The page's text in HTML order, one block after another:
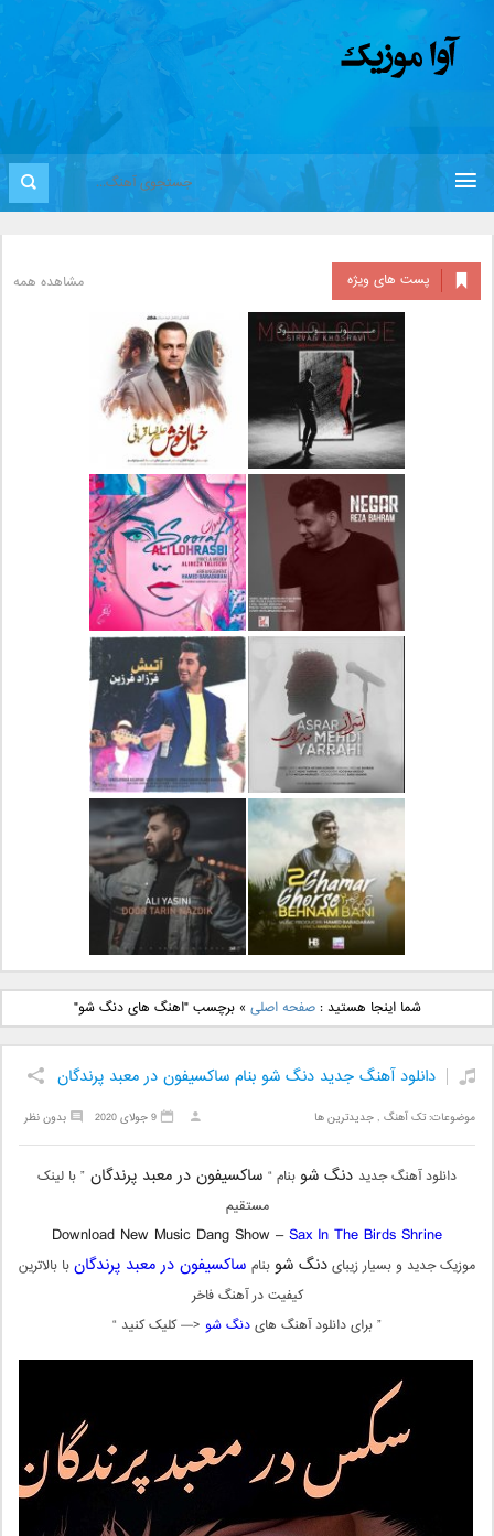
پست های ویژه مشاهده همه
دانلود آلبوم جدید سیروان
خسروی بنام مونولوگ
دانلود آهنگ جدید علیرضا
قربانی بنام خیال خوش
دانلود آهنگ جدید رضا
بهرام بنام نگار
دانلود آهنگ جدید علی
لهراسبی بنام صورت
دانلود آهنگ جدید مهدی
یراحی بنام اسرار
دانلود آهنگ جدید فرزاد
فرزین بنام آتیش
دانلود آهنگ جدید بهنام
بانی بنام قرص قمر 2
دانلود آهنگ جدید علی
یاسینی بنام دورترین نزدیک
شما اینجا هستید :صفحه اصلی »برچسب "اهنگ های دنگ شو"
دانلود آهنگ جدید دنگ شو بنام ساکسیفون در معبد پرندگان
موضوعات:تک آهنگ ,جدیدترین ها بدون نظر 9 جولای 2020
دانلود آهنگ جدید دنگ شوبنام “ ساکسیفون در معبد پرندگان ” با لینک
مستقیم
Download New Music Dang Show –Sax In The Birds Shrine
موزیک جدید و بسیار زیبایدنگ شوبنام ساکسیفون در معبد پرندگانبا بالاترین
کیفیت در آهنگ فاخر
” برای دانلود آهنگ هایدنگ شو <— کلیک کنید “